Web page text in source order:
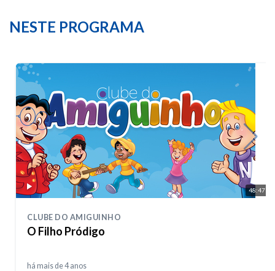
NESTE PROGRAMA
48:47
CLUBE DO AMIGUINHO
O Filho Pródigo
há mais de 4 anos